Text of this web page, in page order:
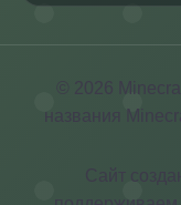
© 2026
названия
Сайт